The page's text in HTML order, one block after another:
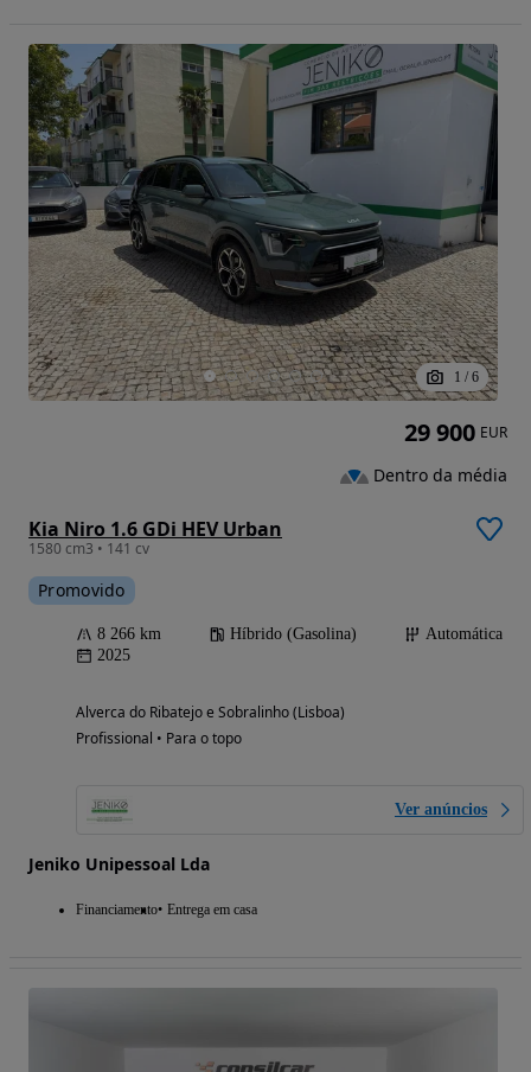
1 / 6
Kia Niro 1.6 GDi HEV Urban
1580 cm3 • 141 cv
Promovido
8 266 km Híbrido (Gasolina)
Automática
2025
Alverca do Ribatejo e Sobralinho (Lisboa)
Profissional • Para o topo
Ver anúncios
Jeniko Unipessoal Lda
Financiamento Entrega em casa
29 900 EUR
Dentro da média